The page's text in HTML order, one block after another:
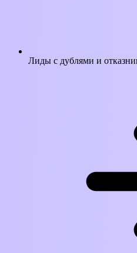
Лиды с дублями и